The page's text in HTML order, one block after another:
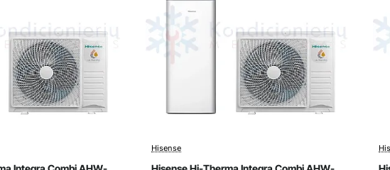
Išpardavimas
Hisense